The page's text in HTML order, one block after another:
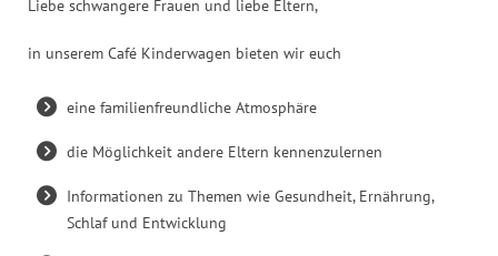
Liebe schwangere Frauen und liebe Eltern,
in unserem Café Kinderwagen bieten wir euch
eine familienfreundliche Atmosphäre
die Möglichkeit andere Eltern kennenzulernen
Informationen zu Themen wie Gesundheit, Ernährung,
Schlaf und Entwicklung